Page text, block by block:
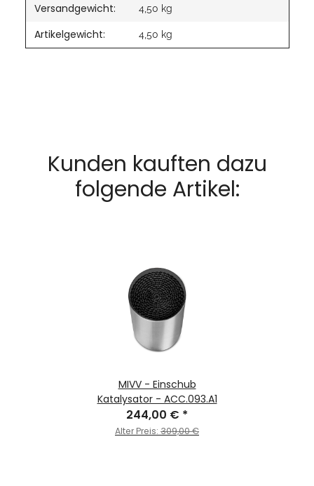
Versandgewicht: 4,50 kg
Artikelgewicht: 4,50 kg
Kunden kauften dazu
folgende Artikel:
MIVV - Einschub
Katalysator - ACC.093.A1
244,00 € *
Alter Preis: 309,00 €